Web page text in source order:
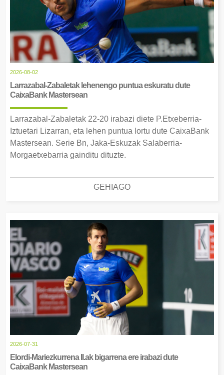
2026-08-02
Larrazabal-Zabaletak lehenengo puntua eskuratu dute
CaixaBank Mastersean
Larrazabal-Zabaletak 22-20 irabazi diete P.Etxeberria-
Iztuetari Lizarran, eta lehen puntua lortu dute CaixaBank
Mastersean. Serie Bn, Jaka-Eskuzak Salaberria-
Morgaetxebarria gainditu dituzte.
GEHIAGO
2026-07-31
Elordi-Mariezkurrena II.ak bigarrena ere irabazi dute
CaixaBank Mastersean